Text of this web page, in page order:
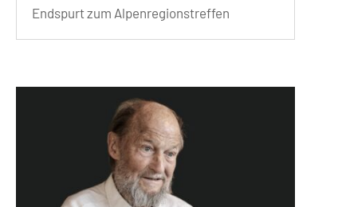
Endspurt zum Alpenregionstreffen